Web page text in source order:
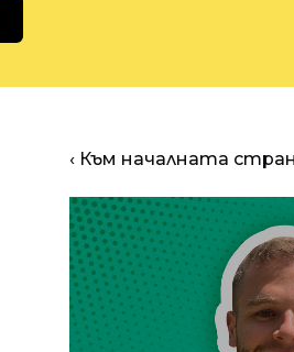
‹ Към началната